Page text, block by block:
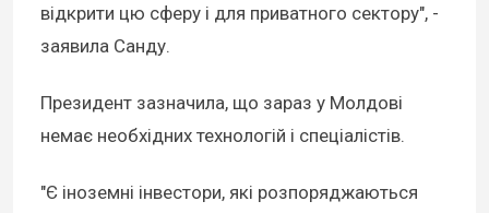
відкрити цю сферу і для приватного сектору", -
заявила Санду.
Президент зазначила, що зараз у Молдові
немає необхідних технологій і спеціалістів.
"Є іноземні інвестори, які розпоряджаються